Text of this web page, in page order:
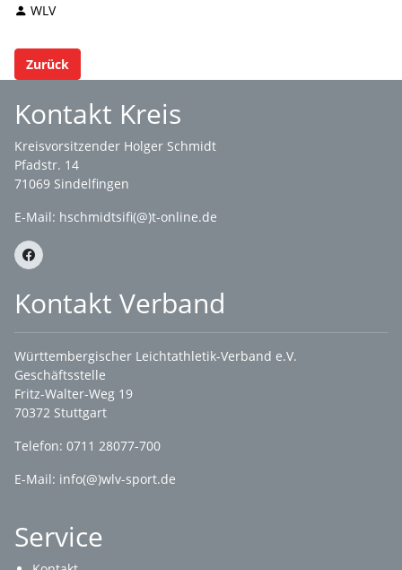
WLV
Zurück
Kontakt Kreis
Kreisvorsitzender Holger Schmidt
Pfadstr. 14
71069 Sindelfingen
E-Mail: hschmidtsifi(@)t-online.de
Kontakt Verband
Württembergischer Leichtathletik-Verband e.V.
Geschäftsstelle
Fritz-Walter-Weg 19
70372 Stuttgart
Telefon: 0711 28077-700
E-Mail: info(@)wlv-sport.de
Service